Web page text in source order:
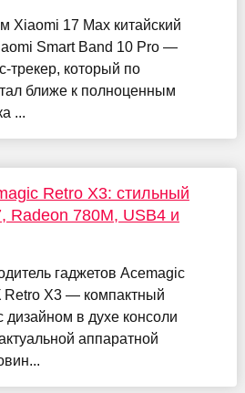
Xiaomi 17 Max китайский
Smart Band 10 Pro —
трекер, который по
ближе к полноценным
...
Retro X3: стильный
Radeon 780M, USB4 и
гаджетов Acemagic
Retro X3 — компактный
дизайном в духе консоли
аппаратной